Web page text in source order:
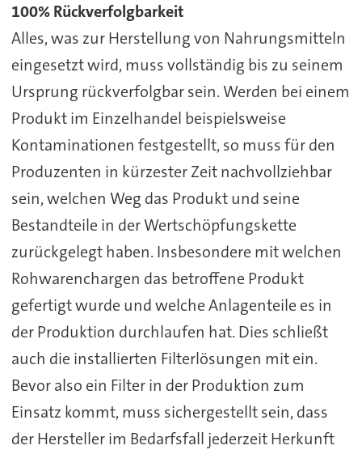
100% Rückverfolgbarkeit
Alles, was zur Herstellung von Nahrungsmitteln
eingesetzt wird, muss vollständig bis zu seinem
Ursprung rückverfolgbar sein. Werden bei einem
Produkt im Einzelhandel beispielsweise
Kontaminationen festgestellt, so muss für den
Produzenten in kürzester Zeit nachvollziehbar
sein, welchen Weg das Produkt und seine
Bestandteile in der Wertschöpfungskette
zurückgelegt haben. Insbesondere mit welchen
Rohwarenchargen das betroffene Produkt
gefertigt wurde und welche Anlagenteile es in
der Produktion durchlaufen hat. Dies schließt
auch die installierten Filterlösungen mit ein.
Bevor also ein Filter in der Produktion zum
Einsatz kommt, muss sichergestellt sein, dass
der Hersteller im Bedarfsfall jederzeit Herkunft